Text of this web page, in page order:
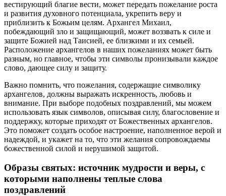
вестирующий благие вести, может передать пожелание роста
и развития духовного потенциала, укрепить веру и
приблизить к Божьим целям. Архангел Михаил,
побеждающий зло и защищающий, может воззвать к силе и
защите Божией над Таисией, ее близкими и их семьей.
Расположение архангелов в наших пожеланиях может быть
разным, но главное, чтобы эти символы пронизывали каждое
слово, дающее силу и защиту.
Важно помнить, что пожелания, содержащие символику
архангелов, должны выражать искренность, любовь и
внимание. При выборе подобных поздравлений, мы можем
использовать язык символов, описывая силу, благословение и
поддержку, которые приходят от Божественных архангелов.
Это поможет создать особое настроение, наполненное верой и
надеждой, и укажет на то, что эти желания сопровождаемы
божественной силой и нерушимой защитой.
Образы святых: источник мудрости и веры, с
которыми наполнены теплые слова
поздравлений